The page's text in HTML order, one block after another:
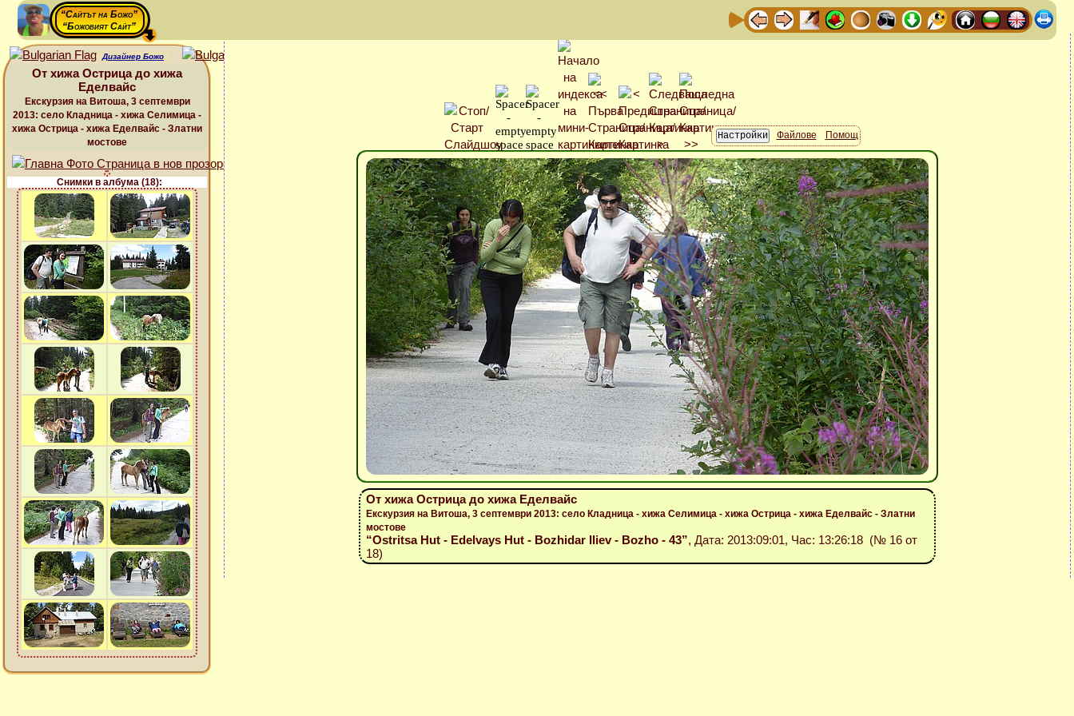
“Сайтът на Божо”
“Божовият Сайт”
Дизайнер Божо
От хижа Острица до хижа
Еделвайс
Екскурзия на Витоша, 3 септември
2013: село Кладница - хижа Селимица -
хижа Острица - хижа Еделвайс - Златни
мостове
Снимки в албума (18):
Файлове Помощ
От хижа Острица до хижа Еделвайс
Екскурзия на Витоша, 3 септември 2013: село Кладница - хижа Селимица - хижа Острица - хижа Еделвайс - Златни
мостове
“Ostritsa Hut - Edelvays Hut - Bozhidar Iliev - Bozho - 43”, Дата: 2013:09:01, Час: 13:26:18 (№ 16 от
18)